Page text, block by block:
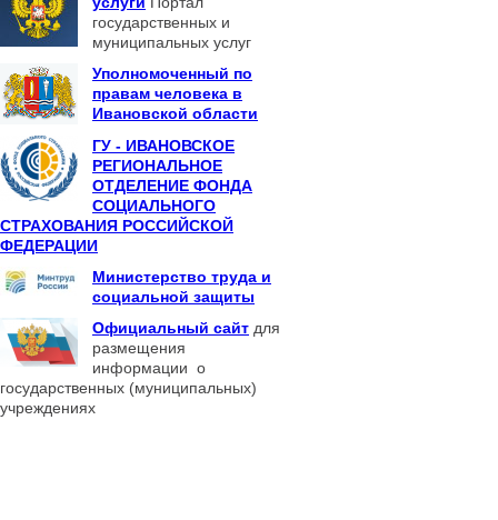
государственных и
муниципальных услуг
Уполномоченный по
правам человека в
Ивановской области
ГУ - ИВАНОВСКОЕ
РЕГИОНАЛЬНОЕ
ОТДЕЛЕНИЕ ФОНДА
СОЦИАЛЬНОГО
СТРАХОВАНИЯ РОССИЙСКОЙ
ФЕДЕРАЦИИ
Министерство труда и
социальной защиты
Официальный сайт для
размещения
информации о
государственных (муниципальных)
учреждениях